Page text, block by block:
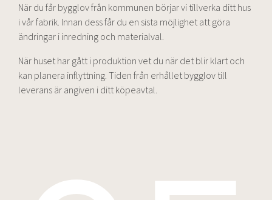
När du får bygglov från kommunen börjar vi tillverka ditt hus
i vår fabrik. Innan dess får du en sista möjlighet att göra
ändringar i inredning och materialval.
När huset har gått i produktion vet du när det blir klart och
kan planera inflyttning. Tiden från erhållet bygglov till
leverans är angiven i ditt köpeavtal.